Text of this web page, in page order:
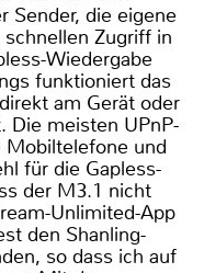
Sender, die eigene
Zugriff in
Wiedergabe
funktioniert das
am Gerät oder
Die meisten UPnP-
Mobiltelefone und
für die Gapless-
der M3.1 nicht
Unlimited-App
den Shanling-
so dass ich auf